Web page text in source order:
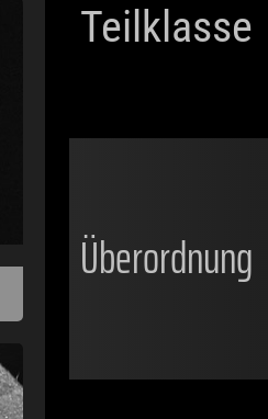
Teilklasse
Überordnung